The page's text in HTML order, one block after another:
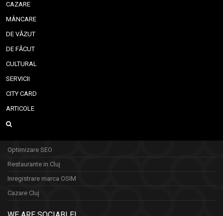
CAZARE
MÂNCARE
DE VĂZUT
DE FĂCUT
CULTURAL
SERVICII
CITY CARD
ARTICOLE
Optimizare SEO
Restaurante in Cluj
Inregistrare marca OSIM
Cazare Cluj